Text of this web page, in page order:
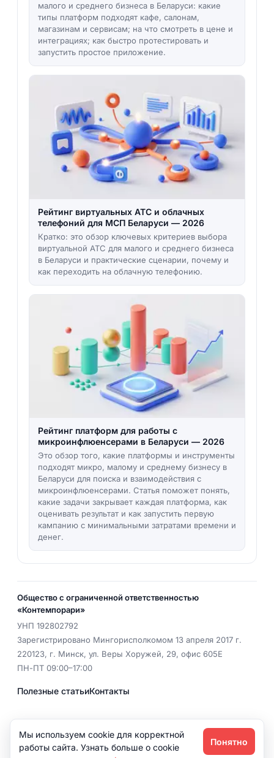
малого и среднего бизнеса в Беларуси: какие
типы платформ подходят кафе, салонам,
магазинам и сервисам; на что смотреть в цене и
интеграциях; как быстро протестировать и
запустить простое приложение.
Рейтинг виртуальных АТС и облачных
телефоний для МСП Беларуси — 2026
Кратко: это обзор ключевых критериев выбора
виртуальной АТС для малого и среднего бизнеса
в Беларуси и практические сценарии, почему и
как переходить на облачную телефонию.
Рейтинг платформ для работы с
микроинфлюенсерами в Беларуси — 2026
Это обзор того, какие платформы и инструменты
подходят микро, малому и среднему бизнесу в
Беларуси для поиска и взаимодействия с
микроинфлюенсерами. Статья поможет понять,
какие задачи закрывает каждая платформа, как
оценивать результат и как запустить первую
кампанию с минимальными затратами времени и
денег.
Общество с ограниченной ответственностью
«Контемпорари»
УНП 192802792
Зарегистрировано Мингорисполкомом 13 апреля 2017 г.
220123, г. Минск, ул. Веры Хоружей, 29, офис 605Е
ПН-ПТ 09:00–17:00
Полезные статьиКонтакты
EMAIL
office@dix.by
Политика конфиденциальности
Мы используем cookie для корректной
работы сайта. Узнать больше о cookie
Понятно